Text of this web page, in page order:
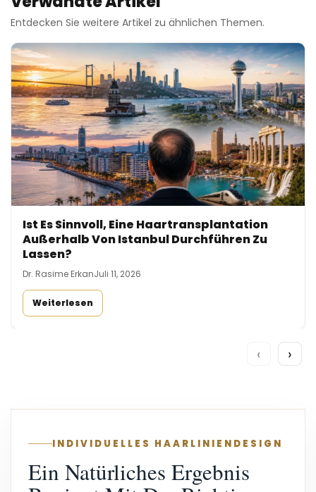
Entdecken Sie weitere Artikel zu ähnlichen Themen.
Ist Es Sinnvoll, Eine Haartransplantation
Außerhalb Von Istanbul Durchführen Zu
Lassen?
Dr. Rasime ErkanJuli 11, 2026
Weiterlesen
‹ ›
INDIVIDUELLES HAARLINIENDESIGN
Ein Natürliches Ergebnis